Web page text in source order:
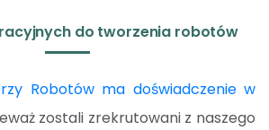
do tworzenia robotów
Robotów ma doświadczenie w
zostali zrekrutowani z naszego